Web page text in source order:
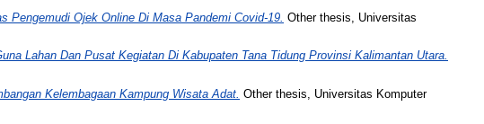
Pengemudi Ojek Online Di Masa Pandemi Covid-19. Other thesis, Universitas
Lahan Dan Pusat Kegiatan Di Kabupaten Tana Tidung Provinsi Kalimantan Utara.
Kelembagaan Kampung Wisata Adat. Other thesis, Universitas Komputer